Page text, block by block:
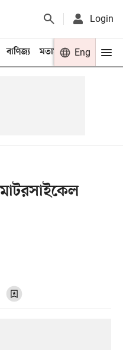
Login
বাণিজ্য মতামত খেলা
Eng
মোটরসাইকেল